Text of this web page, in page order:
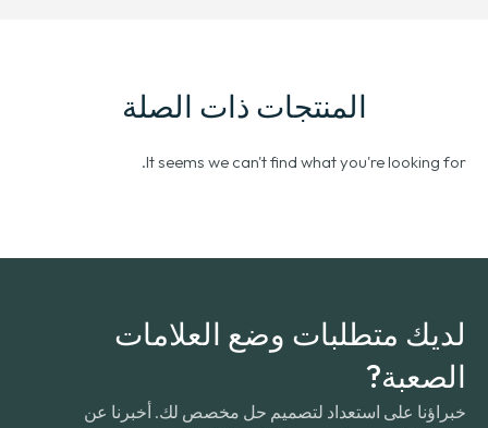
المنتجات ذات الصلة
It seems we can't find what you're looking for
.
لديك متطلبات وضع العلامات
الصعبة?
خبراؤنا على استعداد لتصميم حل مخصص لك. أخبرنا عن